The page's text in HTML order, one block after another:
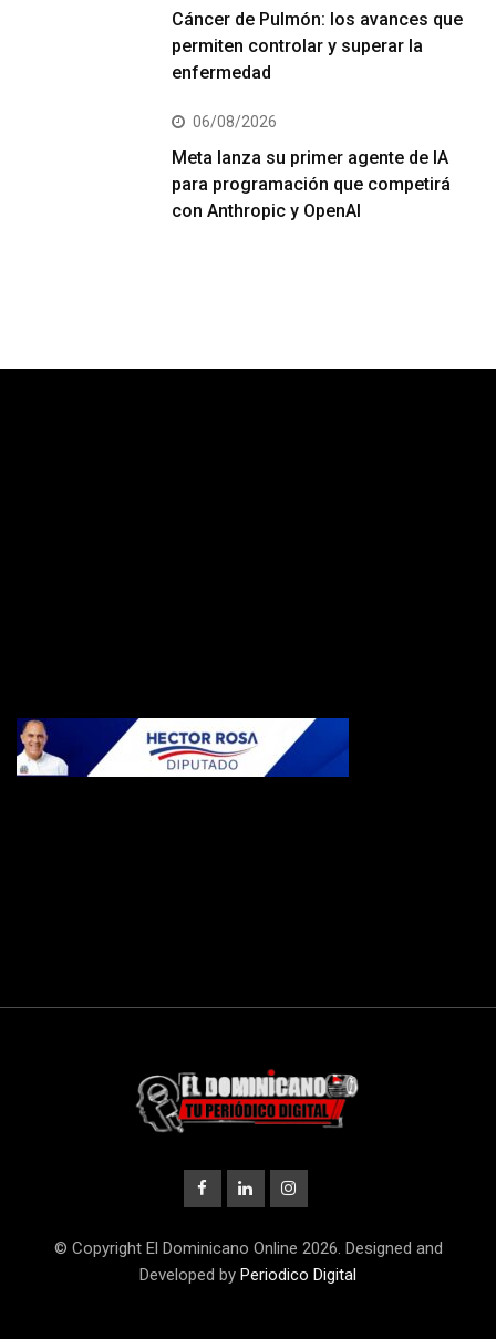
Cáncer de Pulmón: los avances que
permiten controlar y superar la
enfermedad
06/08/2026
Meta lanza su primer agente de IA
para programación que competirá
con Anthropic y OpenAI
© Copyright El Dominicano Online 2026. Designed and
Developed by Periodico Digital